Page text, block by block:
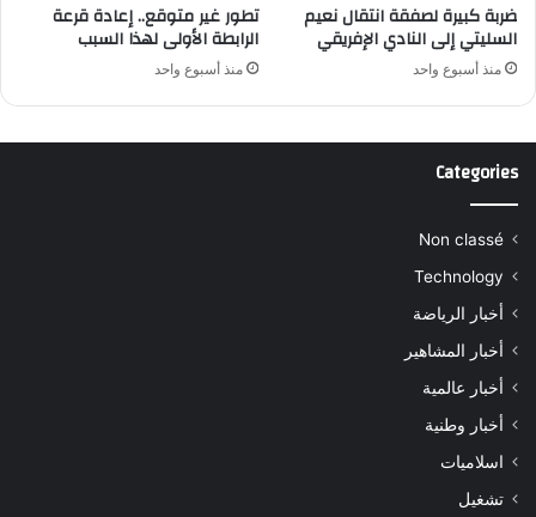
ضربة كبيرة لصفقة انتقال نعيم
السليتي إلى النادي الإفريقي
منذ أسبوع واحد
تطور غير متوقع.. إعادة قرعة
الرابطة الأولى لهذا السبب
منذ أسبوع واحد
Categories
Non classé
Technology
أخبار الرياضة
أخبار المشاهير
أخبار عالمية
أخبار وطنية
اسلاميات
تشغيل